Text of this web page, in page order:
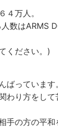
４万人。
数はARMS
ください。)
ばっています。
わり方をし
手の方の平